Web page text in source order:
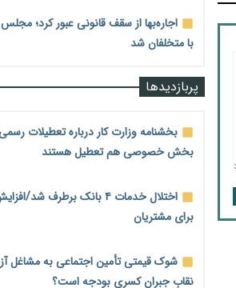
اجاره‌بها از سقف قانونی عبور کرد؛
با متخلفان شد
نرخ سود بانکی در دوراهی تورم و
صادرات مرغ مازاد هنوز آغاز نشده
شیر صنعتی چگونه تولید می‌شود؟ پاسخ
نسخه قطعه‌سازان برای سایپا؛ خروج
پربازدیدها
بخشنامه وزارت کار درباره تعطیلات
بخش خصوصی هم تعطیل هستند
اختلال خدمات ۴ بانک برطرف
برای مشتریان
شوک قیمتی تأمین اجتماعی به مشاغل
نقابِ جبرانِ کسری بودجه است؟